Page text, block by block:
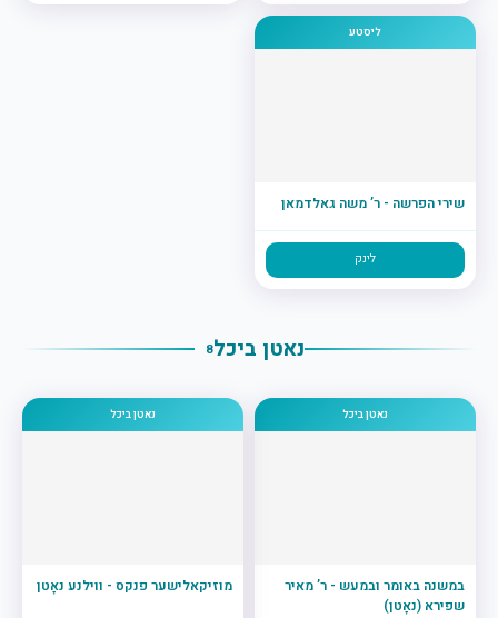
ליסטע
שירי הפרשה - ר’ משה גאלדמאן
לינק
נאטן ביכל8
נאטן ביכל
במשנה באומר ובמעש - ר’ מאיר
שפירא (נאָטן)
נאטן ביכל
מוזיקאלישער פנקס - ווילנע נאָטן